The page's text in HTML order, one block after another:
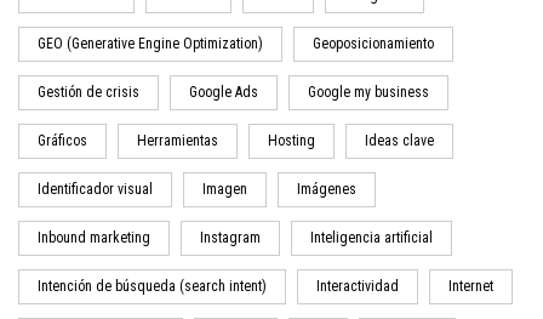
GEO (Generative Engine Optimization) Geoposicionamiento
Gestión de crisis Google Ads Google my business
Gráficos Herramientas Hosting Ideas clave
Identificador visual Imagen Imágenes
Inbound marketing Instagram Inteligencia artificial
Intención de búsqueda (search intent) Interactividad Internet